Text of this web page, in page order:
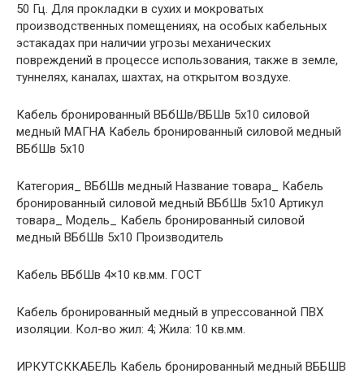
50 Гц. Для прокладки в сухих и мокроватых
производственных помещениях, на особых кабельных
эстакадах при наличии угрозы механических
повреждений в процессе использования, также в земле,
туннелях, каналах, шахтах, на открытом воздухе.
Кабель бронированный ВБбШв/ВБШв 5х10 силовой
медный МАГНА Кабель бронированный силовой медный
ВБбШв 5х10
Категория_ ВБбШв медный Название товара_ Кабель
бронированный силовой медный ВБбШв 5х10 Артикул
товара_ Модель_ Кабель бронированный силовой
медный ВБбШв 5х10 Производитель
Кабель ВБбШв 4×10 кв.мм. ГОСТ
Кабель бронированный медный в упрессованной ПВХ
изоляции. Кол-во жил: 4; Жила: 10 кв.мм.
ИРКУТСККАБЕЛЬ Кабель бронированный медный ВББШВ